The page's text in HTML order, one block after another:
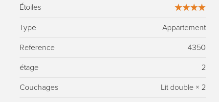
Étoiles
Type Appartement
Reference 4350
étage 2
Couchages Lit double × 2